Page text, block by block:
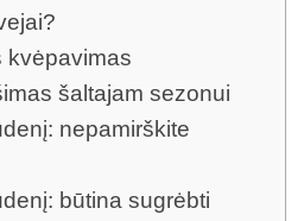
kvėpavimas
šaltajam sezonui
nepamirškite
būtina sugrėbti